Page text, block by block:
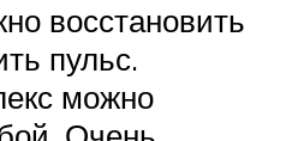
восстановить
пульс.
можно